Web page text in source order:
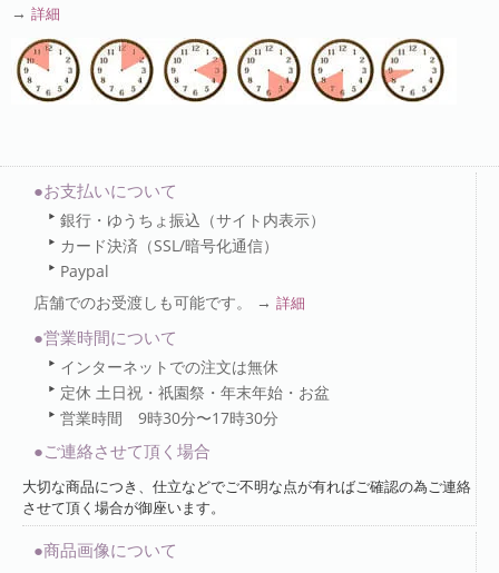
→ 詳細
●お支払いについて
銀行・ゆうちょ振込（サイト内表示）
カード決済（SSL/暗号化通信）
Paypal
店舗でのお受渡しも可能です。 → 詳細
●営業時間について
インターネットでの注文は無休
定休 土日祝・祇園祭・年末年始・お盆
営業時間 9時30分〜17時30分
●ご連絡させて頂く場合
大切な商品につき、仕立などでご不明な点が有ればご確認の為ご連絡
させて頂く場合が御座います。
●商品画像について